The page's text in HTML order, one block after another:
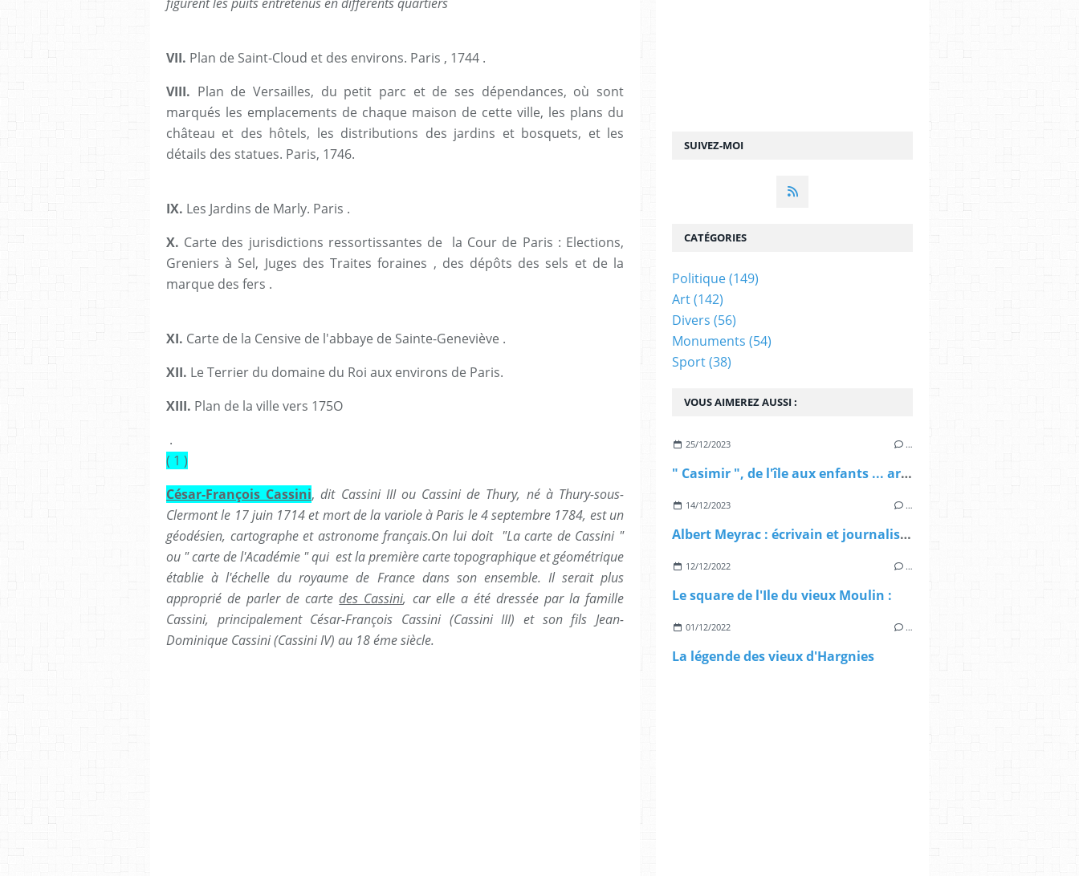
VII. Plan de Saint-Cloud et des environs. Paris , 1744 .
VIII. Plan de Versailles, du petit parc et de ses dépendances, où sont
marqués les emplacements de chaque maison de cette ville, les plans du
château et des hôtels, les distributions des jardins et bosquets, et les
détails des statues. Paris, 1746.
IX. Les Jardins de Marly. Paris .
X. Carte des jurisdictions ressortissantes de la Cour de Paris : Elections,
Greniers à Sel, Juges des Traites foraines , des dépôts des sels et de la
marque des fers .
XI. Carte de la Censive de l'abbaye de Sainte-Geneviève .
XII. Le Terrier du domaine du Roi aux environs de Paris.
XIII. Plan de la ville vers 175O
.
( 1 )
César-François Cassini,dit Cassini III ou Cassini de Thury, né à Thury-sous-
Clermont le 17 juin 1714 et mort de la variole à Paris le 4 septembre 1784, est un
géodésien, cartographe et astronome français.On lui doit "La carte de Cassini "
ou " carte de l'Académie " qui est la première carte topographique et géométrique
établie à l'échelle du royaume de France dans son ensemble. Il serait plus
approprié de parler de cartedes Cassini, car elle a été dressée par la famille
Cassini, principalement César-François Cassini (Cassini III) et son fils Jean-
Dominique Cassini (Cassini IV) au 18 éme siècle.
SUIVEZ-MOI
VOUS AIMEREZ AUSSI :
25/12/2023 …
" Casimir ", de l'île aux enfants ... ardennais d'adoption !
14/12/2023 …
Albert Meyrac : écrivain et journaliste prolifique .
12/12/2022 …
Le square de l'Ile du vieux Moulin :
01/12/2022 …
La légende des vieux d'Hargnies
CATÉGORIES
Politique(149)
Art(142)
Divers (56)
Monuments (54)
Sport(38)